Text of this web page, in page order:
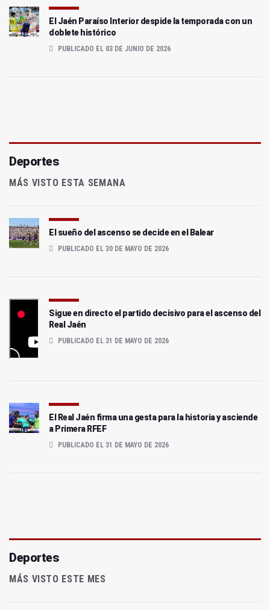
El Jaén Paraíso Interior despide la temporada con un
doblete histórico
PUBLICADO EL 03 DE JUNIO DE 2026
Deportes
MÁS VISTO ESTA SEMANA
El sueño del ascenso se decide en el Balear
PUBLICADO EL 30 DE MAYO DE 2026
Sigue en directo el partido decisivo para el ascenso del
Real Jaén
PUBLICADO EL 31 DE MAYO DE 2026
El Real Jaén firma una gesta para la historia y asciende
a Primera RFEF
PUBLICADO EL 31 DE MAYO DE 2026
Deportes
MÁS VISTO ESTE MES